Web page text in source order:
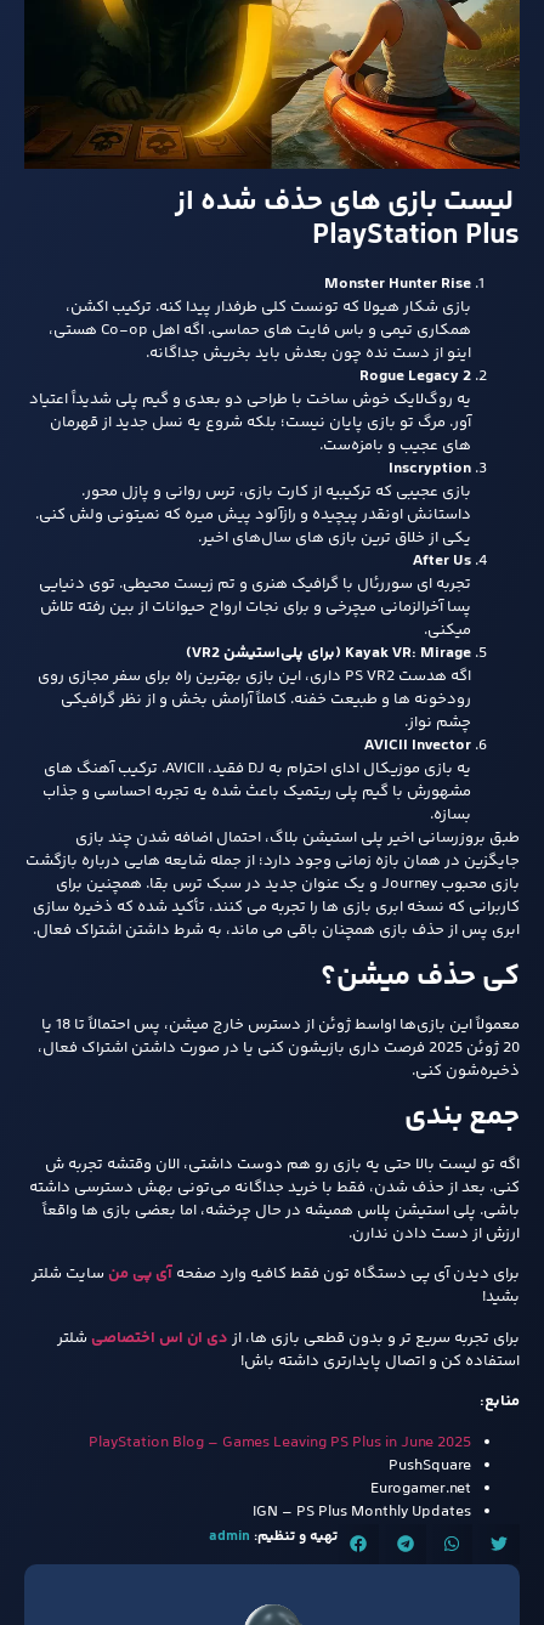
لیست بازی های حذف شده از
PlayStation Plus
Monster Hunter Rise
بازی شکار هیولا که تونست کلی طرفدار پیدا کنه. ترکیب اکشن،
همکاری تیمی و باس‌ فایت‌ های حماسی. اگه اهل Co-op هستی،
اینو از دست نده چون بعدش باید بخریش جداگانه.
Rogue Legacy 2
یه روگ‌لایک خوش‌ ساخت با طراحی دو بعدی و گیم‌ پلی شدیداً اعتیاد
آور. مرگ تو بازی پایان نیست؛ بلکه شروع یه نسل جدید از قهرمان‌
های عجیب و بامزه‌ست.
Inscryption
بازی عجیبی که ترکیبیه از کارت‌ بازی، ترس روانی و پازل‌ محور.
داستانش اونقدر پیچیده و رازآلود پیش میره که نمیتونی ولش کنی.
یکی از خلاق‌ ترین بازی‌ های سال‌های اخیر.
After Us
تجربه‌ ای سوررئال با گرافیک هنری و تم زیست‌ محیطی. توی دنیایی
پسا آخرالزمانی میچرخی و برای نجات ارواح حیوانات از بین‌ رفته تلاش
میکنی.
Kayak VR: Mirage (برای پلی‌استیشن VR2)
اگه هدست PS VR2 داری، این بازی بهترین راه برای سفر مجازی روی
رودخونه‌ ها و طبیعت خفنه. کاملاً آرامش‌ بخش و از نظر گرافیکی
چشم نواز.
AVICII Invector
یه بازی موزیکال ادای احترام به DJ فقید، AVICII. ترکیب آهنگ‌ های
مشهورش با گیم‌ پلی ریتمیک باعث شده یه تجربه احساسی و جذاب
بسازه.
طبق بروزرسانی اخیر پلی استیشن بلاگ، احتمال اضافه شدن چند بازی
جایگزین در همان بازه زمانی وجود دارد؛ از جمله شایعه هایی درباره بازگشت
بازی محبوب Journey و یک عنوان جدید در سبک ترس بقا. همچنین برای
کاربرانی که نسخه ابری بازی ها را تجربه می کنند، تأکید شده که ذخیره سازی
ابری پس از حذف بازی همچنان باقی می ماند، به شرط داشتن اشتراک فعال.
کی حذف میشن؟
معمولاً این بازی‌ها اواسط ژوئن از دسترس خارج میشن، پس احتمالاً تا 18 یا
20 ژوئن 2025 فرصت داری بازیشون کنی یا در صورت داشتن اشتراک فعال،
ذخیره‌شون کنی.
جمع‌ بندی
اگه تو لیست بالا حتی یه بازی رو هم دوست داشتی، الان وقتشه تجربه‌ ش
کنی. بعد از حذف شدن، فقط با خرید جداگانه می‌تونی بهش دسترسی داشته
باشی. پلی‌ استیشن پلاس همیشه در حال چرخشه، اما بعضی بازی‌ ها واقعاً
ارزش از دست دادن ندارن.
برای دیدن آی پی دستگاه تون فقط کافیه وارد صفحه آی پی من سایت شلتر
بشید!
برای تجربه سریع تر و بدون قطعی بازی ها، از دی ان اس اختصاصی شلتر
استفاده کن و اتصال پایدارتری داشته باش!
منابع:
PlayStation Blog – Games Leaving PS Plus in June 2025
PushSquare
Eurogamer.net
IGN – PS Plus Monthly Updates
تهیه و تنظیم: admin